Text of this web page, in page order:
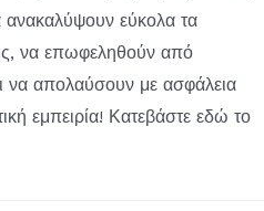
ανακαλύψουν εύκολα τα
να επωφεληθούν από
να απολαύσουν με ασφάλεια
εμπειρία! Κατεβάστε εδώ το